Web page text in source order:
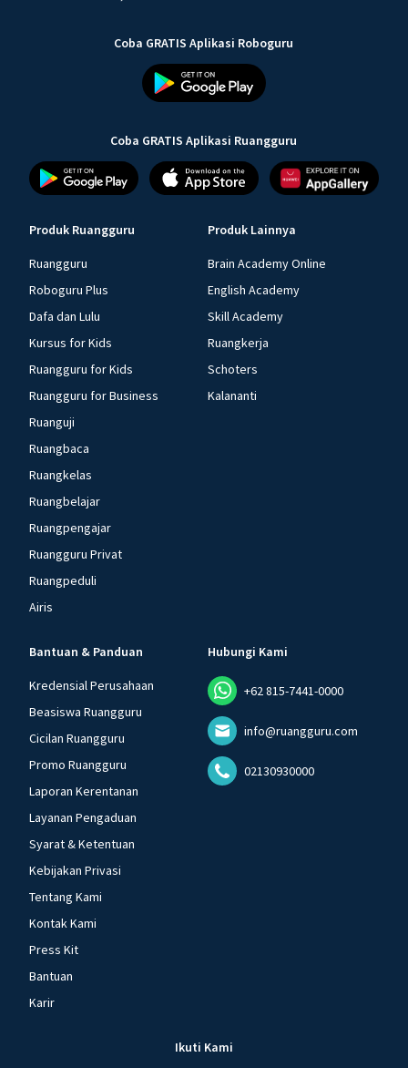
Coba GRATIS Aplikasi Roboguru
Coba GRATIS Aplikasi Ruangguru
Produk Ruangguru
Ruangguru
Roboguru Plus
Dafa dan Lulu
Kursus for Kids
Ruangguru for Kids
Ruangguru for Business
Ruanguji
Ruangbaca
Ruangkelas
Ruangbelajar
Ruangpengajar
Ruangguru Privat
Ruangpeduli
Airis
Produk Lainnya
Brain Academy Online
English Academy
Skill Academy
Ruangkerja
Schoters
Kalananti
Bantuan & Panduan
Kredensial Perusahaan
Beasiswa Ruangguru
Cicilan Ruangguru
Promo Ruangguru
Laporan Kerentanan
Layanan Pengaduan
Syarat & Ketentuan
Kebijakan Privasi
Tentang Kami
Kontak Kami
Press Kit
Bantuan
Karir
Hubungi Kami
+62 815-7441-0000
info@ruangguru.com
02130930000
Ikuti Kami